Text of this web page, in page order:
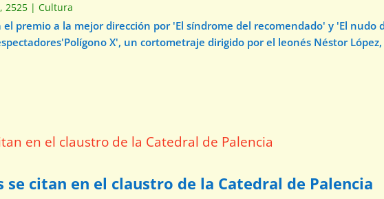
2525 |Cultura
el premio a la mejor dirección por 'El síndrome del recomendado' y 'El nudo
X', un cortometraje dirigido por el leonés Néstor López,
citan en el claustro de la Catedral de Palencia